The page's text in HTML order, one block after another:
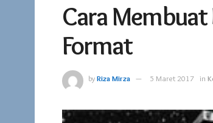
Cara Membuat
Format
byRiza Mirza 5 Maret 2017 in